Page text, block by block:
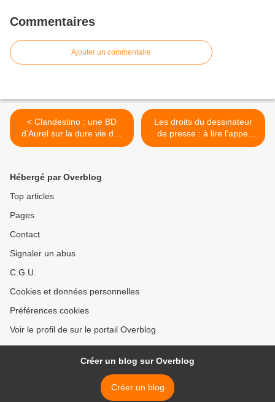
Commentaires
Ajouter un commentaire
< Clandestino : une BD
d’Aurel sur la dure vie des
immigrés clandestins
Les droits du dessinateur
de presse : à lire l'appel
d'Aurel (Le Monde,
Hébergé par Overblog
Top articles
Pages
Contact
Signaler un abus
C.G.U.
Cookies et données personnelles
Préférences cookies
Voir le profil de sur le portail Overblog
Créer un blog sur Overblog
Créer un blog